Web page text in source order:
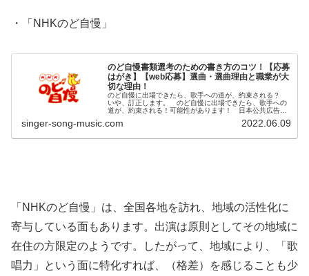
・「NHKのど自慢」
のど自慢書類選考のための書き方のコツ！【応募
はがき】【web応募】選曲・選曲理由と職業が大
切な理由！
のど自慢に出場できたら、歌手への道が、約束される？
いや、訂正します。 のど自慢に出場できたら、歌手への
道が、約束される！可能性があります！ 日本公共広告機
方の参考になればと思います。...
singer-song-music.com 2022.06.09
「NHKのど自慢」は、全国各地を訪れ、 地域の活性化に
寄与している面もあります。出演は原則としてその地域に
在住の方限定のようです。したがって、 地域により、「歌
唱力」という面に特化すれば、（格差）
を感じることも少